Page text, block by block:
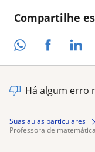
Compartilhe
Há algum erro
Suas aulas particulares
professora de